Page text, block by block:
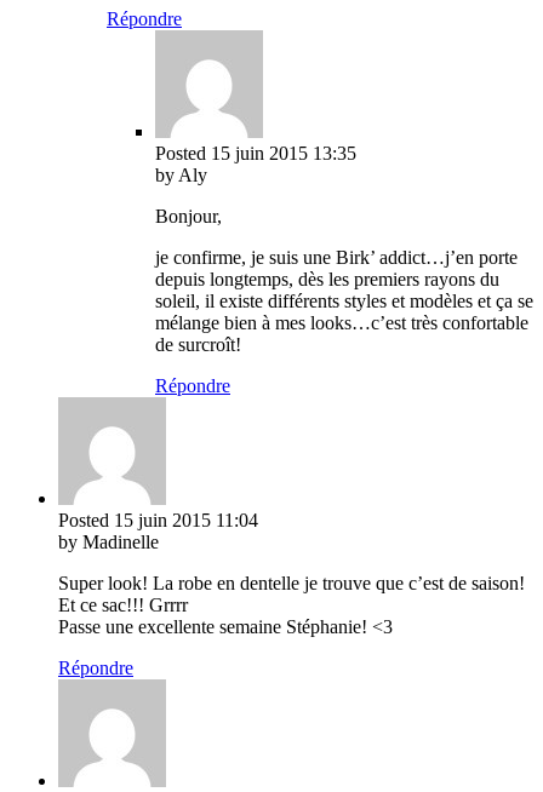
Répondre
Posted 15 juin 2015 13:35
by Aly
Bonjour,
je confirme, je suis une Birk’ addict…j’en porte
depuis longtemps, dès les premiers rayons du
soleil, il existe différents styles et modèles et ça se
mélange bien à mes looks…c’est très confortable
de surcroît!
Répondre
Posted 15 juin 2015 11:04
by Madinelle
Super look! La robe en dentelle je trouve que c’est de saison!
Et ce sac!!! Grrrr
Passe une excellente semaine Stéphanie! <3
Répondre